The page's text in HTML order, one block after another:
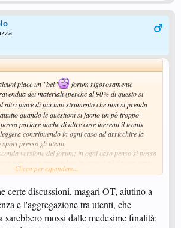
piace un "bel"
forum rigorosamente
dei materiali (perchè al 90% di questo si
altri piace di più uno strumento che non si prenda
quando le questioni si fanno un pò troppo
parlare anche di altre cose inerenti il tennis
contribuendo in ogni caso ad arricchire la
presso gli utenti.
versione del forum; in ogni caso penso si possa
vero che nell'ultimo periodo (2/3 mesi) sono
toni troppo accesi, è anche vero che per un
è stato un forum di materiali, materiali e ancora
.......eccheppalleeeeee!
Clicca per espandere...
certe discussioni, magari OT, aiutino a
e l'aggregazione tra utenti, che
sarebbero mossi dalle medesime finalità: